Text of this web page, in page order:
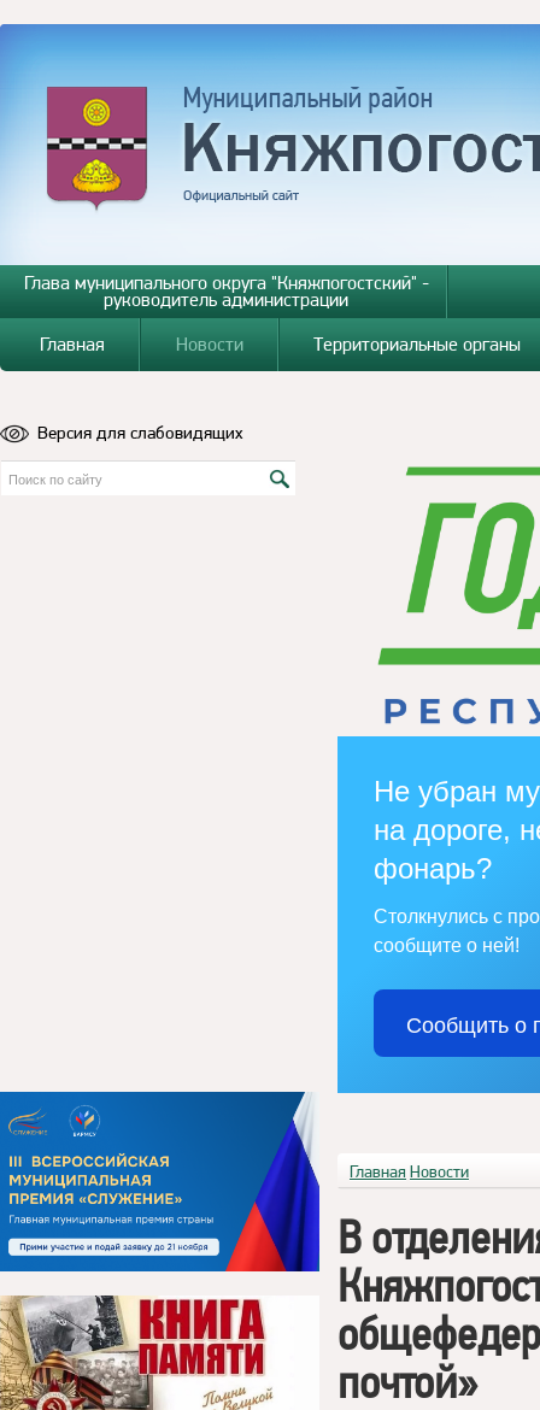
Глава муниципального округа "Княжпогостский" -
руководитель администрации
Главная
Новости Территориальные органы
Версия для слабовидящих
Не убран
на дороге,
фонарь?
Столкнулись с
сообщите о ней!
Сообщить о
Главная Новости
В
почтой»